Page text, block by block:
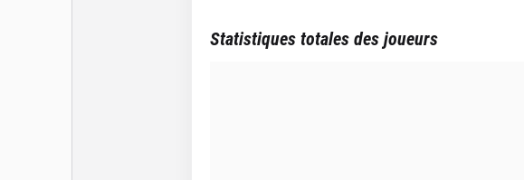
Statistiques totales des joueurs